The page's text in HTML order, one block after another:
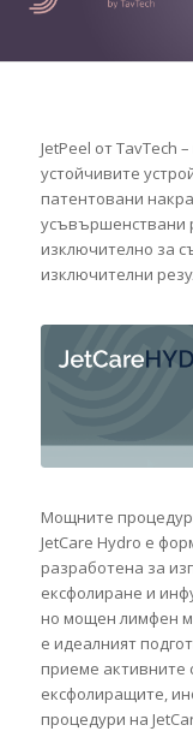
JetPeel от TavTech
устойчивите
патентовани
усъвършенствани
изключително за
изключителни
Мощните
JetCare Hydro е
разработена за
ексфолиране и
но мощен лимфен
е идеалният
приеме активните
ексфолиращите,
процедури на